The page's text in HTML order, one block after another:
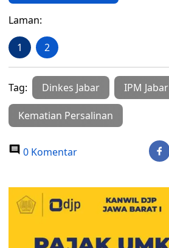
Laman:
1 2
Tag: Dinkes Jabar IPM Jabar
Kematian Persalinan
0 Komentar